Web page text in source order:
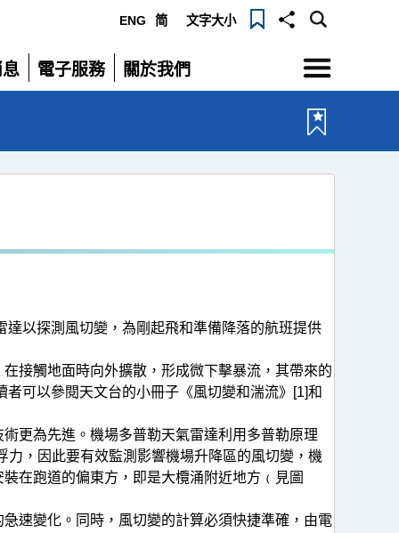
ENG 简 文字大小
電子服務
展
關於我們
展
選
單
以探測風切變，為剛起飛和準備降落的航班提供
接觸地面時向外擴散，形成微下擊暴流，其帶來的
可以參閱天文台的小冊子《風切變和湍流》[1]和
更為先進。機場多普勒天氣雷達利用多普勒原理
，因此要有效監測影響機場升降區的風切變，機
在跑道的偏東方，即是大欖涌附近地方﹙見圖
速變化。同時，風切變的計算必須快捷準確，由電